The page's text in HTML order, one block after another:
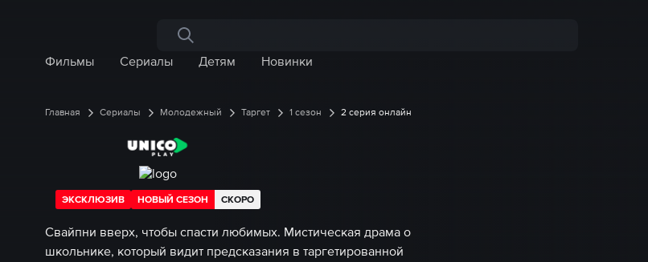
Поиск по сайту
Фильмы
Сериалы Детям Новинки
Главная Сериалы Молодежный Таргет 1 сезон 2 серия онлайн
ЭКСКЛЮЗИВ НОВЫЙ СЕЗОН СКОРО
Свайпни вверх, чтобы спасти любимых. Мистическая драма о
школьнике, который видит предсказания в таргетированной